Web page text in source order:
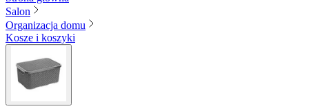
Salon
Organizacja domu
Kosze i koszyki